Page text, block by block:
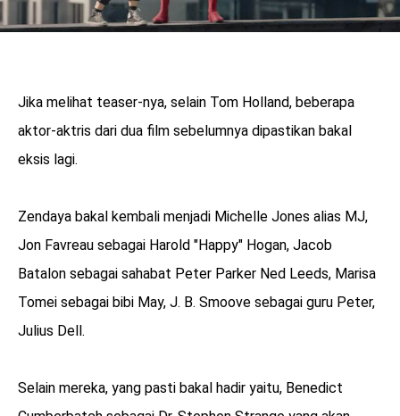
Jika melihat teaser-nya, selain Tom Holland, beberapa
aktor-aktris dari dua film sebelumnya dipastikan bakal
eksis lagi.
Zendaya bakal kembali menjadi Michelle Jones alias MJ,
Jon Favreau sebagai Harold "Happy" Hogan, Jacob
Batalon sebagai sahabat Peter Parker Ned Leeds, Marisa
Tomei sebagai bibi May, J. B. Smoove sebagai guru Peter,
Julius Dell.
Selain mereka, yang pasti bakal hadir yaitu, Benedict